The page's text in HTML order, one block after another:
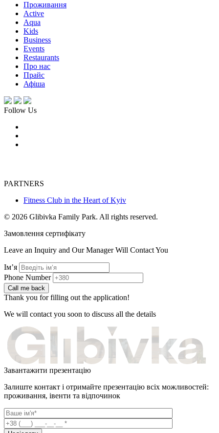
Проживання
Active
Aqua
Kids
Business
Events
Restaurants
Про нас
Прайс
Афіша
Follow Us
PARTNERS
Fitness Club in the Heart of Kyiv
© 2026 Glibivka Family Park. All rights reserved.
Замовлення сертифікату
Leave an Inquiry and Our Manager Will Contact You
Імʼя
Phone Number
Call me back
Thank you for filling out the application!
We will contact you soon to discuss all the details
Завантажити презентацію
Залиште контакт і отримайте презентацію всіх можливостей:
проживання, івенти та відпочинок